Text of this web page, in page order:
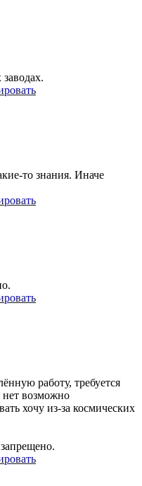
то знания. Иначе
работу, требуется
нет возможно
хочу из-за космических